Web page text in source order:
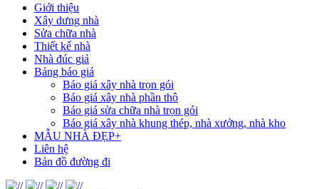
Giới thiệu
Xây dưng nhà
Sửa chữa nhà
Thiết kế nhà
Nhà đúc giả
Bảng báo giá
Báo giá xây nhà trọn gói
Báo giá xây nhà phần thô
Báo giá sửa chữa nhà trọn gói
Báo giá xây nhà khung thép, nhà xưởng, nhà kho
MẪU NHÀ ĐẸP+
Liên hệ
Bản đồ đường đi